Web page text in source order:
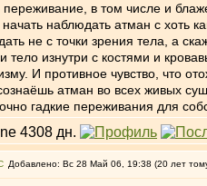
в том числе и
начать наблюдать атман с хоть
не с точки зрения тела, а
тело изнутри с костями и
И противное чувство, что
атман во всех живых
гадкие переживания для
Добавлено: Вс 28 Май 06, 19:38 (20 лет